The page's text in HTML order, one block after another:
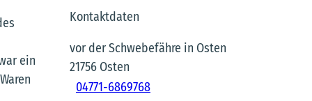
ein
Kontaktdaten
vor der Schwebefähre in Osten
21756 Osten
04771-6869768